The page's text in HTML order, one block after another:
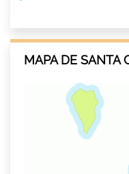
MAPA DE SANTA